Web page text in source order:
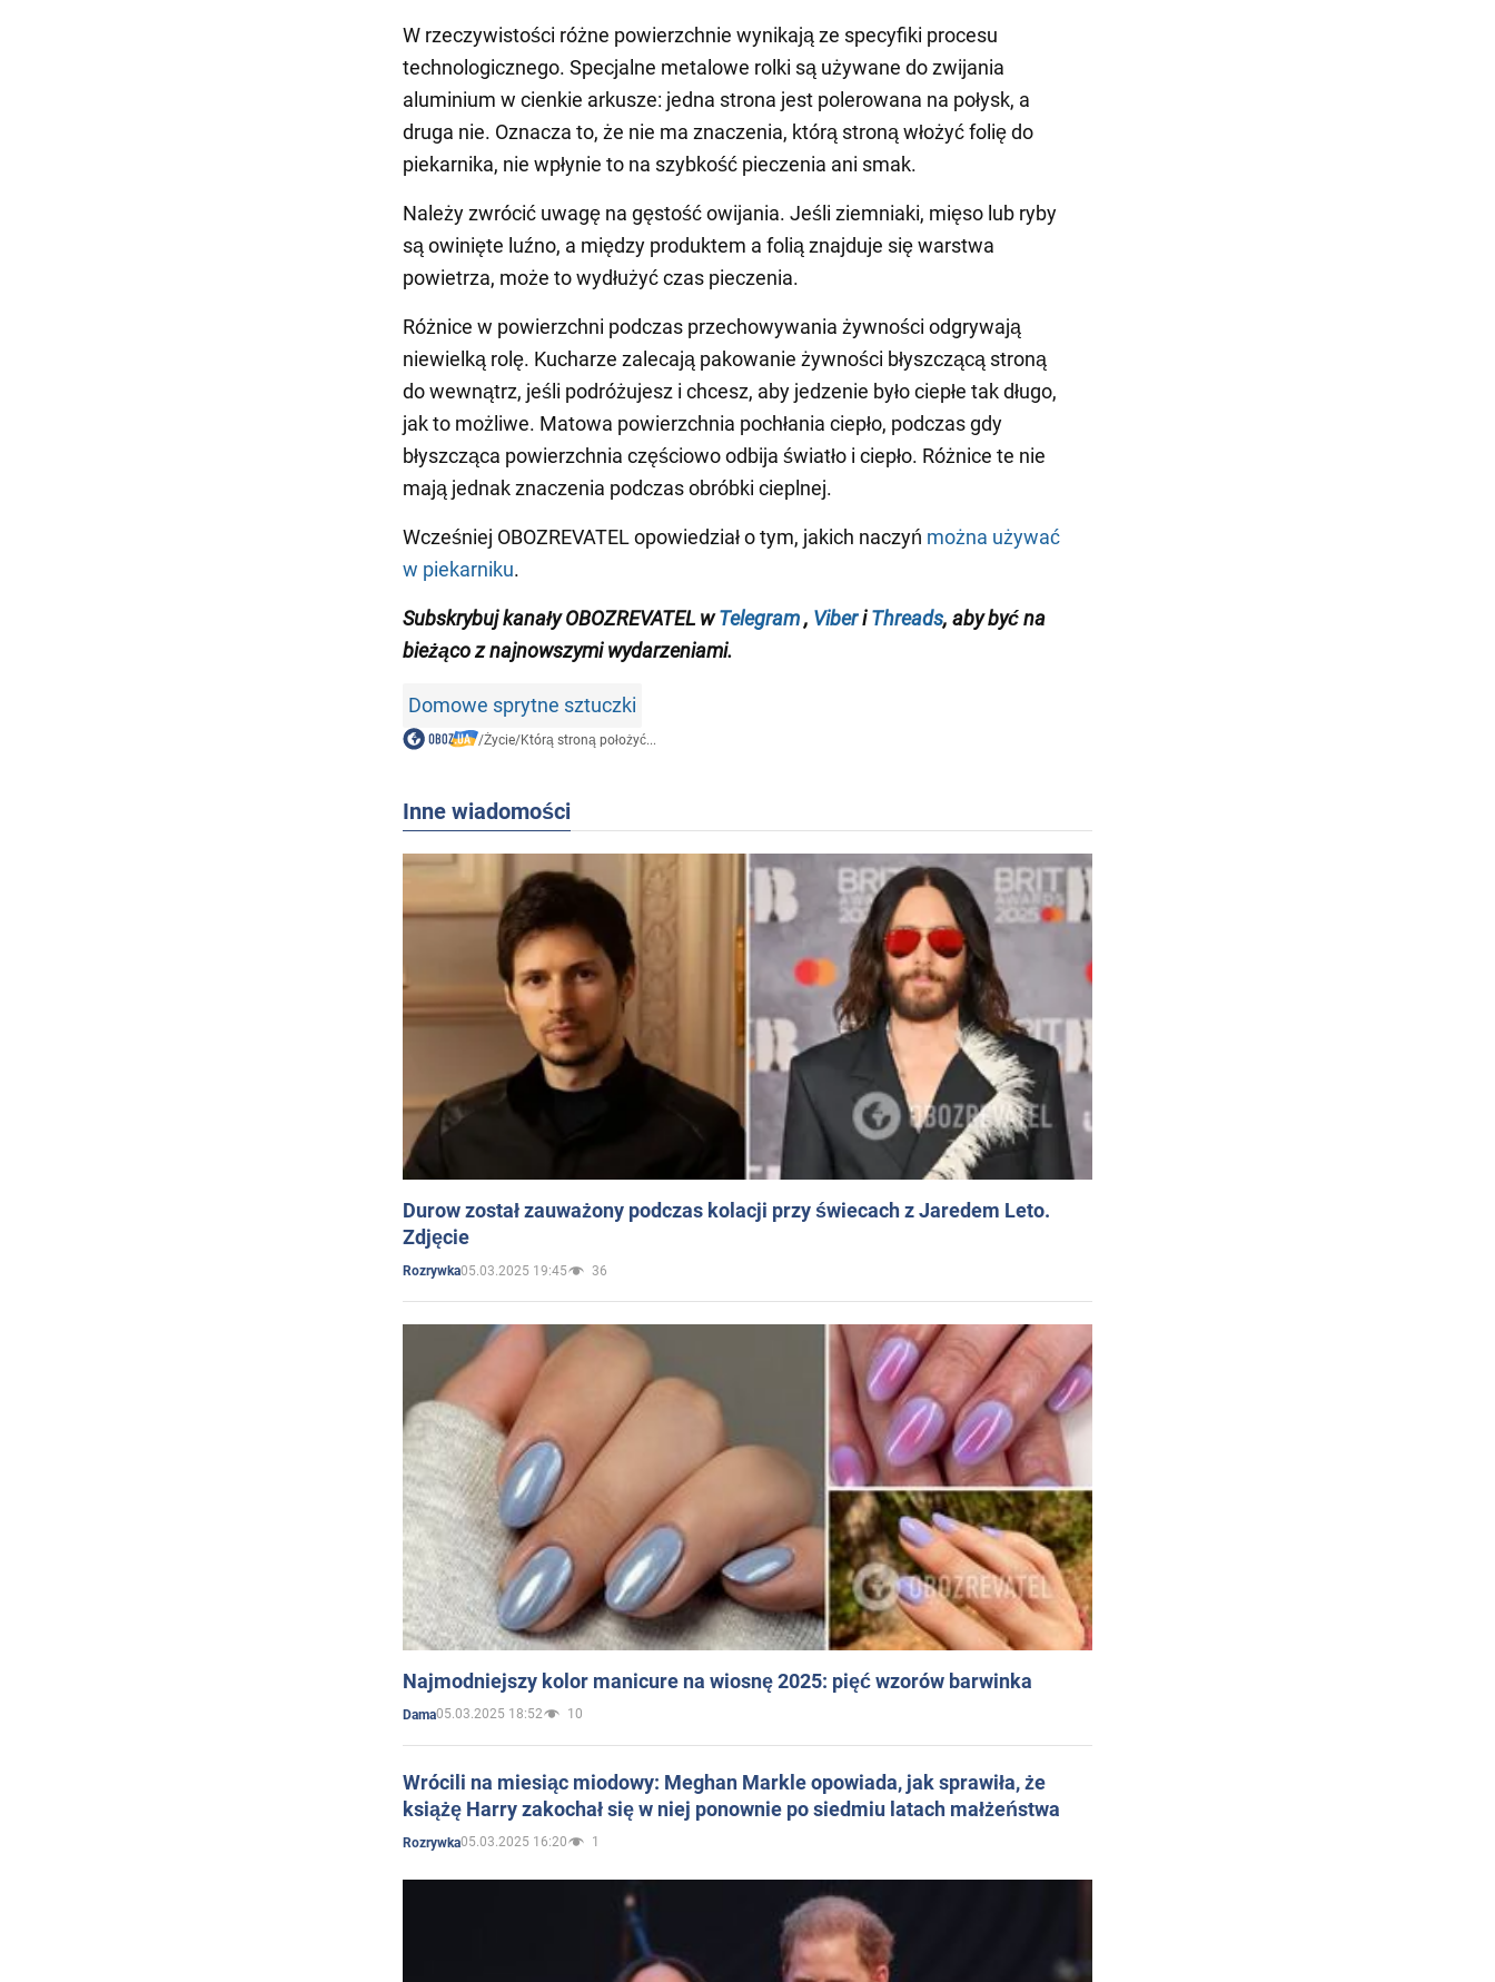
W rzeczywistości różne powierzchnie wynikają ze specyfiki procesu
technologicznego. Specjalne metalowe rolki są używane do zwijania
aluminium w cienkie arkusze: jedna strona jest polerowana na połysk, a
druga nie. Oznacza to, że nie ma znaczenia, którą stroną włożyć folię do
piekarnika, nie wpłynie to na szybkość pieczenia ani smak.
Należy zwrócić uwagę na gęstość owijania. Jeśli ziemniaki, mięso lub ryby
są owinięte luźno, a między produktem a folią znajduje się warstwa
powietrza, może to wydłużyć czas pieczenia.
Różnice w powierzchni podczas przechowywania żywności odgrywają
niewielką rolę. Kucharze zalecają pakowanie żywności błyszczącą stroną
do wewnątrz, jeśli podróżujesz i chcesz, aby jedzenie było ciepłe tak długo,
jak to możliwe. Matowa powierzchnia pochłania ciepło, podczas gdy
błyszcząca powierzchnia częściowo odbija światło i ciepło. Różnice te nie
mają jednak znaczenia podczas obróbki cieplnej.
Wcześniej OBOZREVATEL opowiedział o tym, jakich naczyń można używać
w piekarniku.
Subskrybuj kanały OBOZREVATEL w Telegram, Viberi Threads, aby byćna
bieżąco z najnowszymi wydarzeniami.
Domowe sprytne sztuczki
/Życie/Którą stroną położyć...
Inne wiadomości
Durow został zauważony podczas kolacji przy świecach z Jaredem Leto.
Zdjęcie
Rozrywka05.03.2025 19:45 36
Najmodniejszy kolor manicure na wiosnę 2025: pięć wzorów barwinka
Dama05.03.2025 18:52 10
Wrócili na miesiąc miodowy: Meghan Markle opowiada, jak sprawiła, że
książę Harry zakochał się w niej ponownie po siedmiu latach małżeństwa
Rozrywka05.03.2025 16:20 1